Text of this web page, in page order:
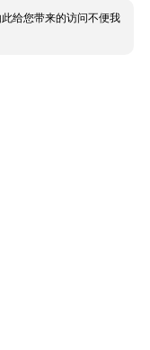
给您带来的访问不便我